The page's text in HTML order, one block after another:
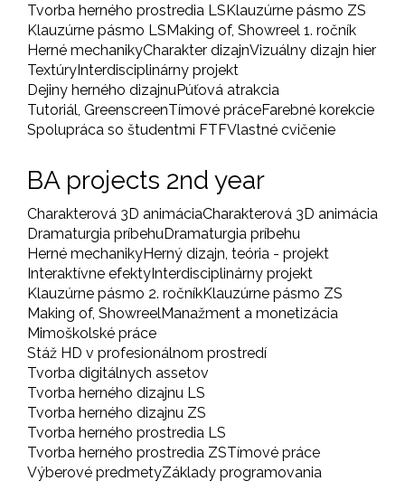
Tvorba herného prostredia LSKlauzúrne pásmo ZS
Klauzúrne pásmo LSMaking of, Showreel 1. ročník
Herné mechanikyCharakter dizajnVizuálny dizajn hier
TextúryInterdisciplinárny projekt
Dejiny herného dizajnuPúťová atrakcia
Tutoriál, GreenscreenTímové práceFarebné korekcie
Spolupráca so študentmi FTFVlastné cvičenie
BA projects 2nd year
Charakterová 3D animáciaCharakterová 3D animácia
Dramaturgia príbehuDramaturgia príbehu
Herné mechanikyHerný dizajn, teória - projekt
Interaktívne efektyInterdisciplinárny projekt
Klauzúrne pásmo 2. ročníkKlauzúrne pásmo ZS
Making of, ShowreelManažment a monetizácia
Mimoškolské práce
Stáž HD v profesionálnom prostredí
Tvorba digitálnych assetov
Tvorba herného dizajnu LS
Tvorba herného dizajnu ZS
Tvorba herného prostredia LS
Tvorba herného prostredia ZSTímové práce
Výberové predmetyZáklady programovania